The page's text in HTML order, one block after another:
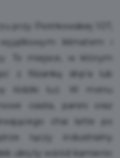
przy Piotrkowskiej 107,
klimatem i
To miejsce, w którym
z filiżanką drip’a lub
łódzki luz. W menu
ciasta, panini oraz
chai latte po
łączy industrialny
ukryty wśród kamienic